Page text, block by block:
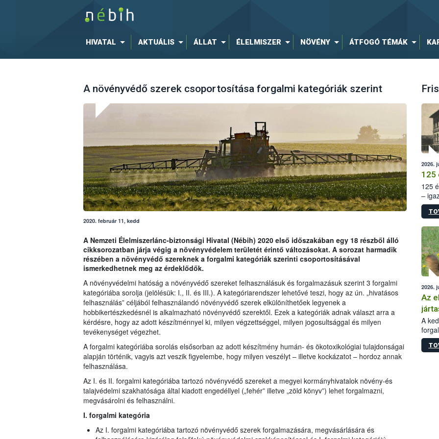
HIVATAL AKTUÁLIS ÁLLAT ÉLELMISZER NÖVÉNY ÁTFOGÓ TÉMÁK
A növényvédő szerek csoportosítása forgalmi kategóriák szerint
2020. február 11, kedd
A Nemzeti Élelmiszerlánc-biztonsági Hivatal (Nébih) 2020 első időszakában egy 18 részből álló
cikksorozatban járja végig a növényvédelem területét érintő változásokat. A sorozat harmadik
részében a növényvédő szereknek a forgalmi kategóriák szerinti csoportosításával
ismerkedhetnek meg az érdeklődők.
A növényvédelmi hatóság a növényvédő szereket felhasználásuk és forgalmazásuk szerint 3 forgalmi
kategóriába sorolja (jelölésük: I., II. és III.). A kategóriarendszer lehetővé teszi, hogy az ún. „hivatásos
felhasználás” céljából felhasználandó növényvédő szerek elkülöníthetőek legyenek a
hobbikertészkedésnél is alkalmazható növényvédő szerektől. Ezek a kategóriák adnak választ arra a
kérdésre, hogy az adott készítménnyel ki, milyen végzettséggel, milyen jogosultsággal és milyen
tevékenységet végezhet.
A forgalmi kategóriába sorolás elsősorban az adott készítmény humán- és ökotoxikológiai tulajdonságai
alapján történik, vagyis azt veszik figyelembe, hogy milyen veszélyt – illetve kockázatot – hordoz annak
felhasználása.
Az I. és II. forgalmi kategóriába tartozó növényvédő szereket a megyei kormányhivatalok növény-és
talajvédelmi szakhatósága által kiadott engedéllyel („fehér” illetve „zöld könyv”) lehet forgalmazni,
megvásárolni és felhasználni.
I. forgalmi kategória
Az I. forgalmi kategóriába tartozó növényvédő szerek forgalmazására, megvásárlására és
2026.
125
125
–
15.
2026.
Az
A